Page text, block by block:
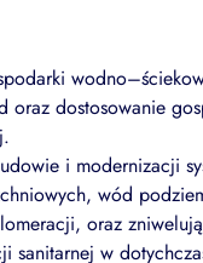
oraz dostosowanie
i modernizacji
wód
oraz
sanitarnej w